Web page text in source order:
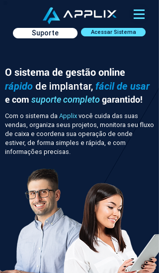
Acessar Sistema
Suporte
O sistema de gestão online
rápido de implantar, fácil de usar
e com suporte completogarantido!
Com o sistema daApplixvocê cuida das suas
vendas, organiza seus projetos, monitora seu fluxo
de caixa e coordena sua operação de onde
estiver, de forma simples e rápida, e com
informações precisas.